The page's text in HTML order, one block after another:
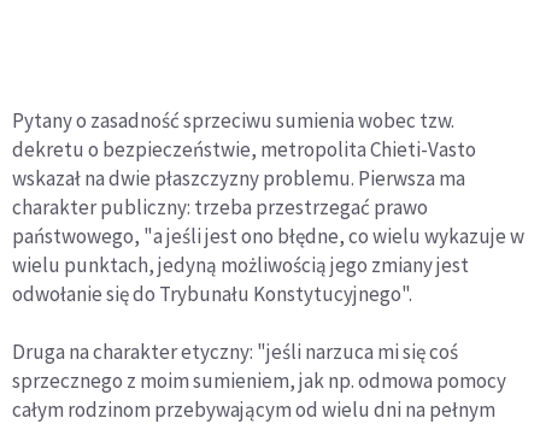
Pytany o zasadność sprzeciwu sumienia wobec tzw.
dekretu o bezpieczeństwie, metropolita Chieti-Vasto
wskazał na dwie płaszczyzny problemu. Pierwsza ma
charakter publiczny: trzeba przestrzegać prawo
państwowego, "a jeśli jest ono błędne, co wielu wykazuje w
wielu punktach, jedyną możliwością jego zmiany jest
odwołanie się do Trybunału Konstytucyjnego".
Druga na charakter etyczny: "jeśli narzuca mi się coś
sprzecznego z moim sumieniem, jak np. odmowa pomocy
całym rodzinom przebywającym od wielu dni na pełnym